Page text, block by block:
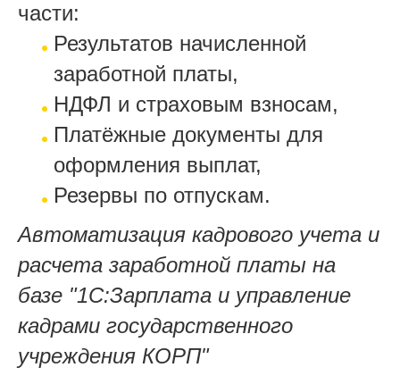
части:
Результатов начисленной
заработной платы,
НДФЛ и страховым взносам,
Платёжные документы для
оформления выплат,
Резервы по отпускам.
Автоматизация кадрового учета и
расчета заработной платы на
базе "1С:Зарплата и управление
кадрами государственного
учреждения КОРП"